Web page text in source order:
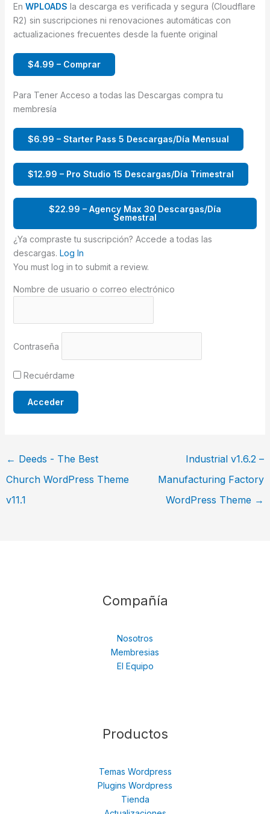
En WPLOADS la descarga es verificada y segura (Cloudflare
R2) sin suscripciones ni renovaciones automáticas con
actualizaciones frecuentes desde la fuente original
$4.99 – Comprar
Para Tener Acceso a todas las Descargas compra tu
membresía
$6.99 – Starter Pass 5 Descargas/Día Mensual
$12.99 – Pro Studio 15 Descargas/Día Trimestral
$22.99 – Agency Max 30 Descargas/Día
Semestral
¿Ya compraste tu suscripción? Accede a todas las
descargas. Log In
You must log in to submit a review.
Nombre de usuario o correo electrónico
Contraseña
Recuérdame
← Deeds - The Best
Church WordPress Theme
v11.1
Industrial v1.6.2 –
Manufacturing Factory
WordPress Theme →
Compañía
Nosotros
Membresias
El Equipo
Productos
Temas Wordpress
Plugins Wordpress
Tienda